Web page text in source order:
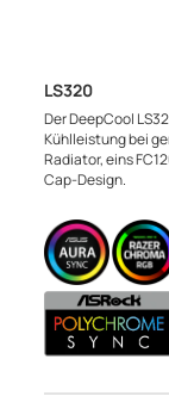
LS320
Der DeepCool
Kühlleistung bei
Radiator, eins
Cap-Design.